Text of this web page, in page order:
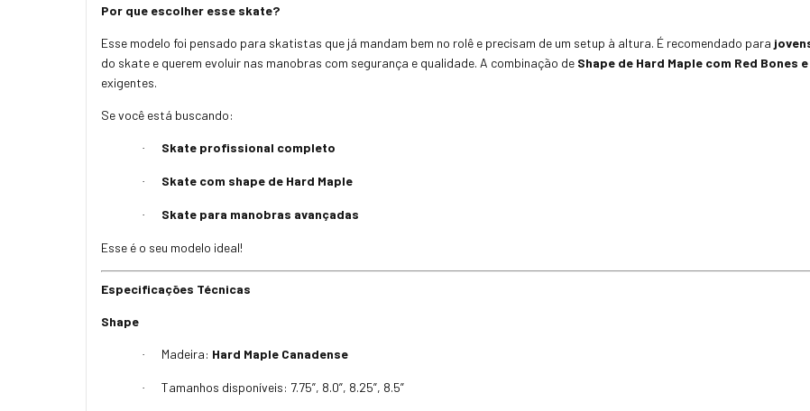
Por que escolher esse skate?
Esse modelo foi pensado para skatistas que já mandam bem no rolê e precisam de um setup à altura. É recomendado para
do skate e querem evoluir nas manobras com segurança e qualidade. A combinação de Shape de Hard Maple com Red Bones
exigentes.
Se você está buscando:
· Skate profissional completo
· Skate com shape de Hard Maple
· Skate para manobras avançadas
Esse é o seu modelo ideal!
Especificações Técnicas
Shape
· Madeira: Hard Maple Canadense
· Tamanhos disponíveis: 7.75”, 8.0”, 8.25”, 8.5”